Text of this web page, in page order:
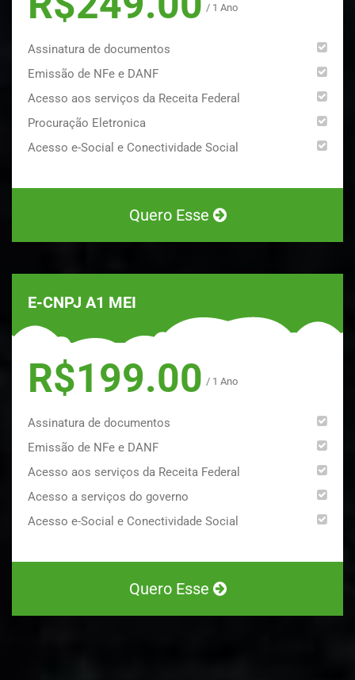
R$249.00
Assinatura de documentos
Emissão de NFe e DANF
Acesso aos serviços da Receita Federal
Procuração Eletronica
E-CNPJ A1 MEI
R$199.00
Assinatura de documentos
Emissão de NFe e DANF
Acesso aos serviços da Receita Federal
Acesso a serviços do governo